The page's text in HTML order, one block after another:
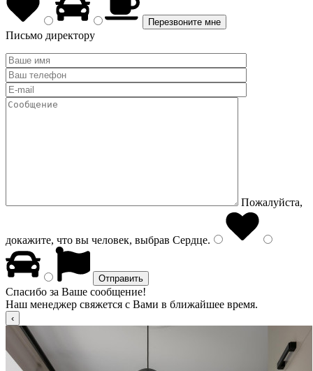
Письмо директору
Пожалуйста,
докажите, что вы человек, выбрав Сердце.
Спасибо за Ваше сообщение!
Наш менеджер свяжется с Вами в ближайшее время.